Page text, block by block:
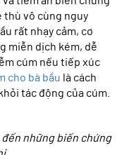
thù vô cùng nguy
rất nhạy cảm, cơ
miễn dịch kém, dễ
cúm nếu tiếp xúc
cho bà bầu là cách
tác động của cúm.
đến những biến chứng